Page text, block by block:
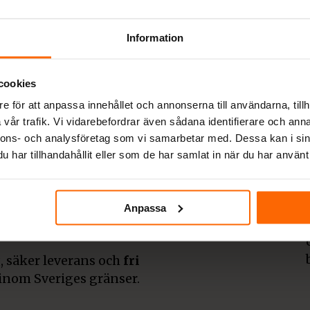
Information
för att anpassa innehållet och annonserna till användarna,
trafik. Vi vidarebefordrar även sådana identifierare och
och analysföretag som vi samarbetar med. Dessa kan i
har tillhandahållit eller som de har samlat in när du har
Anpassa
av
och klassiska
etablerade
bästa priser. Även
fri frakt.
vare er kunder
och smalspisar för
leverans och fri
Sveriges gränser.